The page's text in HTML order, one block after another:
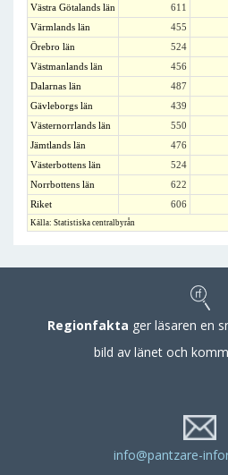
Västra Götalands län
611
Värmlands län
455
Örebro län
524
Västmanlands län
456
Dalarnas län
487
Gävleborgs län
439
Västernorrlands län
550
Jämtlands län
476
Västerbottens län
524
Norrbottens län
622
Riket
606
Källa: Statistiska centralbyrån
Regionfakta ger läsaren en
bild av länet och
info@pantzare-